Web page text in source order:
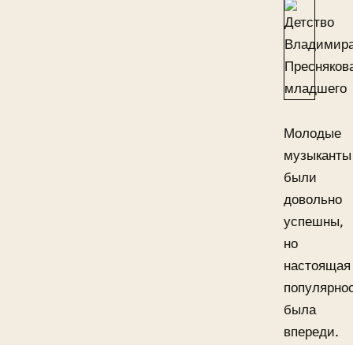
Молодые
музыканты
были
довольно
успешны,
но
настоящая
была
впереди.